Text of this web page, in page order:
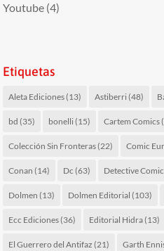
Youtube(4)
Etiquetas
Aleta Ediciones(13) Astiberri(48)
bd (35) bonelli(15) Cartem Comics
Colección Sin Fronteras(22) Comic
Conan (14) Dc (63) Detective
Dolmen (13) Dolmen Editorial (103)
Ecc Ediciones(36) Editorial Hidra(13)
El Guerrero del Antifaz (21) Garth